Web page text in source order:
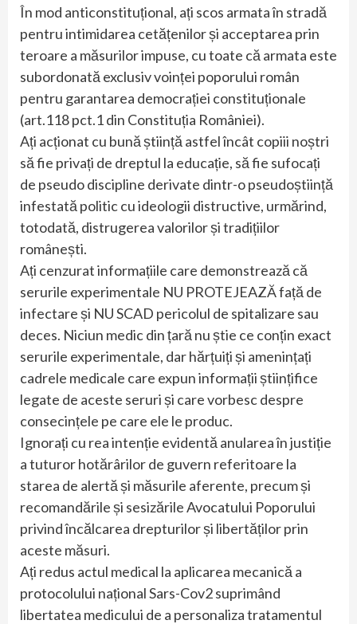
În mod anticonstituțional, ați scos armata în stradă
pentru intimidarea cetățenilor și acceptarea prin
teroare a măsurilor impuse, cu toate că armata este
subordonată exclusiv voinței poporului român
pentru garantarea democrației constituționale
(art.118 pct.1 din Constituția României).
Ați acționat cu bună știință astfel încât copiii noștri
să fie privați de dreptul la educație, să fie sufocați
de pseudo discipline derivate dintr-o pseudoștiință
infestată politic cu ideologii distructive, urmărind,
totodată, distrugerea valorilor și tradițiilor
românești.
Ați cenzurat informațiile care demonstrează că
serurile experimentale NU PROTEJEAZĂ față de
infectare și NU SCAD pericolul de spitalizare sau
deces. Niciun medic din țară nu știe ce conțin exact
serurile experimentale, dar hărțuiți și amenințați
cadrele medicale care expun informații științifice
legate de aceste seruri și care vorbesc despre
consecințele pe care ele le produc.
Ignorați cu rea intenție evidentă anularea în justiție
a tuturor hotărârilor de guvern referitoare la
starea de alertă și măsurile aferente, precum și
recomandările și sesizările Avocatului Poporului
privind încălcarea drepturilor și libertăților prin
aceste măsuri.
Ați redus actul medical la aplicarea mecanică a
protocolului național Sars-Cov2 suprimând
libertatea medicului de a personaliza tratamentul